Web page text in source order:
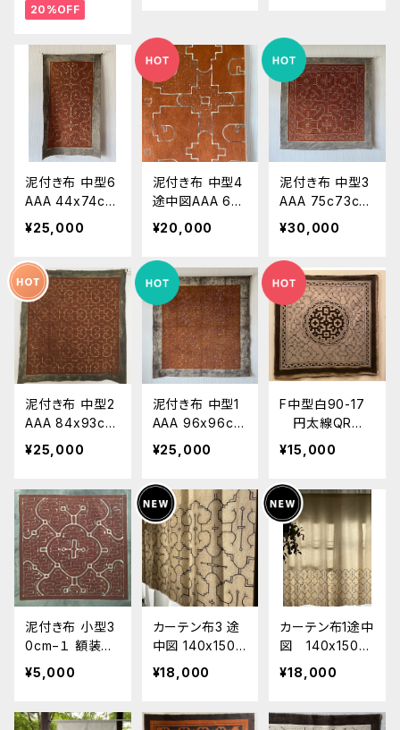
ブル シピボ族
93 南米ペルー
アマゾン 草木
染め エスニッ
ク 民芸 お洒
落インテリア
20%OFF
ペルーアマゾン
草木染め エス
ニック 民芸
実寸39x40cm
インテリア雑
貨 幾何学模様
泥付き布 中型6
AAA 44x74cm
細長タペストリ
ー シピボ
泥染め
¥25,000
泥付き布 中型4
途中図AAA 64
×69cm タペス
トリー シピボ
族 アマゾンの
泥染め
¥20,000
泥付き布 中型3
AAA 75c73cm
シピボ族 アマ
ゾンの泥染め
¥30,000
泥付き布 中型2
AAA 84x93cm
シピボ族 アマ
ゾンの泥染め
¥25,000
泥付き布 中型1
AAA 96x96cm
シピボ族 アマ
ゾンの泥染め
¥25,000
F中型白90-17
円太線QR
シピボ族の泥染
め布 90x86
木染め タペス
トリ 世界の民
藝 エスニック
布
¥15,000
泥付き布 小型3
0cm−１ 額装
用 シピボ族
アマゾンの泥染
¥5,000
カーテン布3 途
中図 140x150c
m 草木染め暖
簾 アマゾンの
シピボ族の泥
¥18,000
カーテン布1途中
図 140x150c
m 草木染め暖
簾 アマゾンの
ボ族の泥染め イ
¥18,000